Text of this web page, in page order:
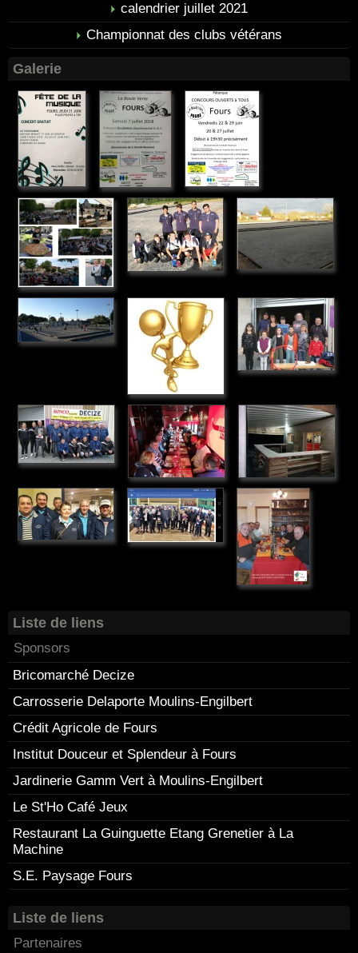
calendrier juillet 2021
Championnat des clubs vétérans
Galerie
Liste de liens
Sponsors
Bricomarché Decize
Carrosserie Delaporte Moulins-Engilbert
Crédit Agricole de Fours
Institut Douceur et Splendeur à Fours
Jardinerie Gamm Vert à Moulins-Engilbert
Le St'Ho Café Jeux
Restaurant La Guinguette Etang Grenetier à La
Machine
S.E. Paysage Fours
Liste de liens
Partenaires